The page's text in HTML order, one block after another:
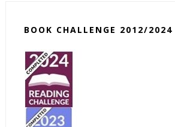
BOOK CHALLENGE 2012/2024